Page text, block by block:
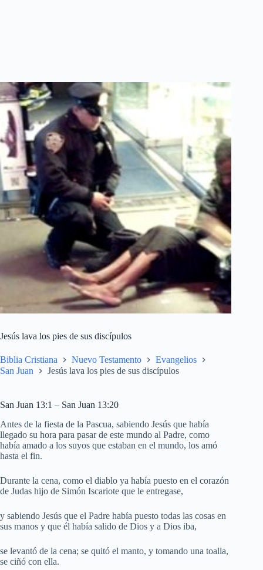
Jesús lava los pies de sus discípulos
Biblia Cristiana Nuevo Testamento
Evangelios
San Juan
Jesús lava los pies de sus discípulos
San Juan 13:1 – San Juan 13:20
Antes de la fiesta de la Pascua, sabiendo Jesús que había
llegado su hora para pasar de este mundo al Padre, como
había amado a los suyos que estaban en el mundo, los amó
hasta el fin.
Durante la cena, como el diablo ya había puesto en el corazón
de Judas hijo de Simón Iscariote que le entregase,
y sabiendo Jesús que el Padre había puesto todas las cosas en
sus manos y que él había salido de Dios y a Dios iba,
se levantó de la cena; se quitó el manto, y tomando una toalla,
se ciñó con ella.